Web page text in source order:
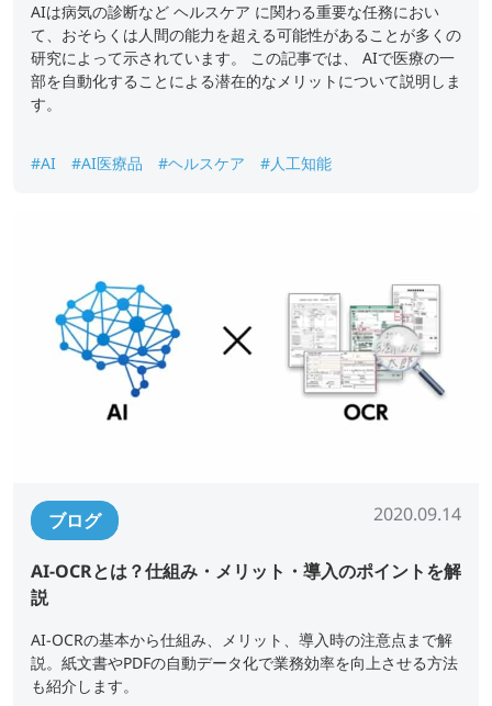
AIは病気の診断など ヘルスケア に関わる重要な任務におい
て、おそらくは人間の能力を超える可能性があることが多くの
研究によって示されています。 この記事では、 AIで医療の一
部を自動化することによる潜在的なメリットについて説明しま
す。
#AI #AI医療品 #ヘルスケア #人工知能
ブログ 2020.09.14
AI-OCRとは？仕組み・メリット・導入のポイントを解
説
AI-OCRの基本から仕組み、メリット、導入時の注意点まで解
説。紙文書やPDFの自動データ化で業務効率を向上させる方法
も紹介します。